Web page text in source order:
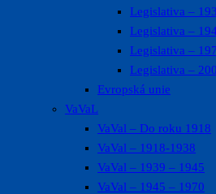
Legislativa –
Legislativa –
Legislativa –
Legislativa –
Evropská unie
VaVaL
VaVal – Do roku 1918
VaVal – 1918-1938
VaVal – 1939 – 1945
VaVal – 1945 – 1970